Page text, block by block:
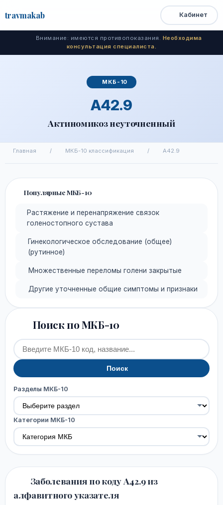
travmakab
Открыть
меню
Быстрый
доступ
Кабинет
Внимание: имеются противопоказания. Необходима
консультация специалиста.
МКБ-10
A42.9
Актиномикоз неуточненный
Главная / МКБ-10 классификация / A42.9
Популярные МКБ-10
Растяжение и перенапряжение связок
голеностопного сустава
Гинекологическое обследование (общее)
(рутинное)
Множественные переломы голени закрытые
Другие уточненные общие симптомы и признаки
Поиск по МКБ-10
Поиск
Разделы МКБ-10
Категории МКБ-10
Заболевания по коду A42.9 из
алфавитного указателя